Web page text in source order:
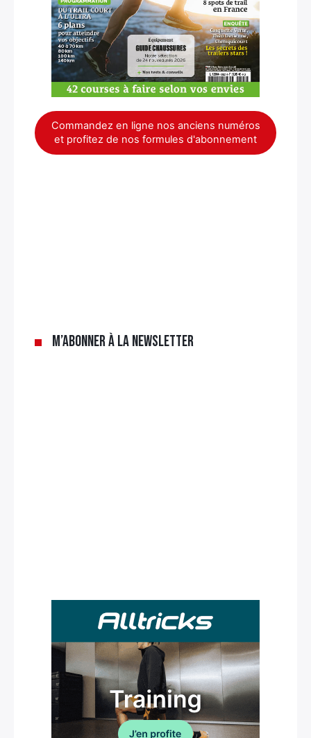
Commandez en ligne nos anciens numéros
et profitez de nos formules d'abonnement
M’abonner à la newsletter